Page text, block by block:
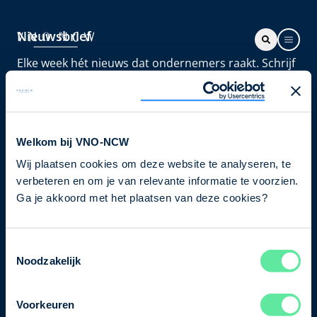
Welkom bij VNO-NCW
Wij plaatsen cookies om deze website te analyseren, te
verbeteren en om je van relevante informatie te voorzien.
Ga je akkoord met het plaatsen van deze cookies?
Noodzakelijk
Voorkeuren
Nieuwsbrief
Elke week hét nieuws dat ondernemers raakt. Schrijf
je nu in voor de VNO-NCW nieuwsbrief.
Schrijf je in
Direct naar
Ons verhaal
Bezuidenhoutseweg 12
T+31 70 349 03 49